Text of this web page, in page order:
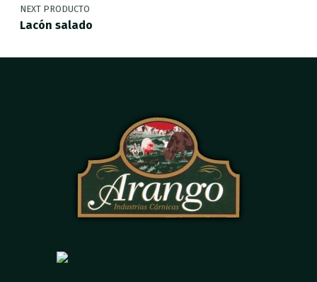
NEXT PRODUCTO
Lacón salado